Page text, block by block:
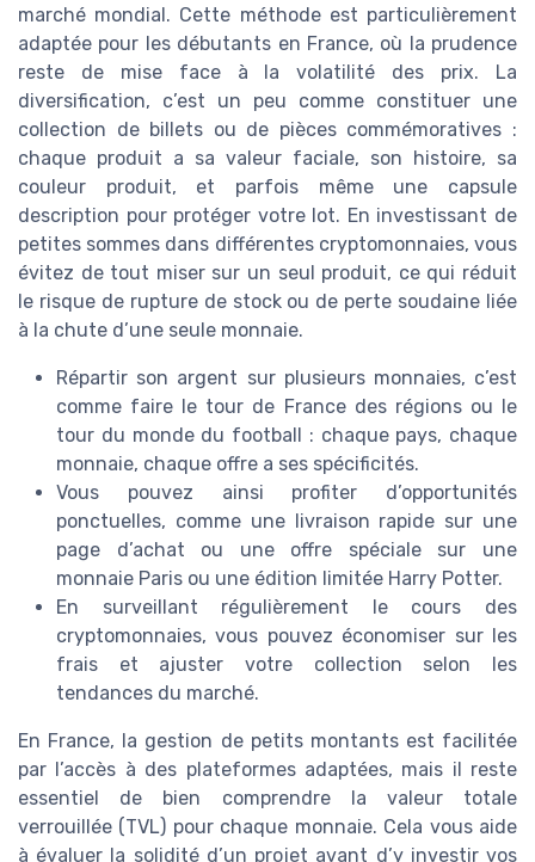
marché mondial. Cette méthode est particulièrement
adaptée pour les débutants en France, où la prudence
reste de mise face à la volatilité des prix. La
diversification, c’est un peu comme constituer une
collection de billets ou de pièces commémoratives :
chaque produit a sa valeur faciale, son histoire, sa
couleur produit, et parfois même une capsule
description pour protéger votre lot. En investissant de
petites sommes dans différentes cryptomonnaies, vous
évitez de tout miser sur un seul produit, ce qui réduit
le risque de rupture de stock ou de perte soudaine liée
à la chute d’une seule monnaie.
Répartir son argent sur plusieurs monnaies, c’est
comme faire le tour de France des régions ou le
tour du monde du football : chaque pays, chaque
monnaie, chaque offre a ses spécificités.
Vous pouvez ainsi profiter d’opportunités
ponctuelles, comme une livraison rapide sur une
page d’achat ou une offre spéciale sur une
monnaie Paris ou une édition limitée Harry Potter.
En surveillant régulièrement le cours des
cryptomonnaies, vous pouvez économiser sur les
frais et ajuster votre collection selon les
tendances du marché.
En France, la gestion de petits montants est facilitée
par l’accès à des plateformes adaptées, mais il reste
essentiel de bien comprendre la valeur totale
verrouillée (TVL) pour chaque monnaie. Cela vous aide
à évaluer la solidité d’un projet avant d’y investir vos